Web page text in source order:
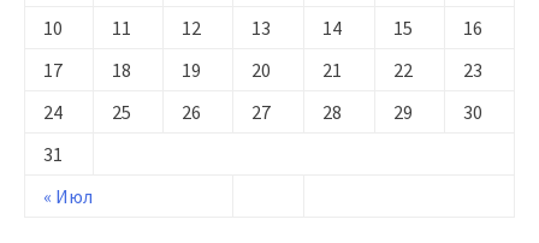
« Июл
10
11 12 13 14 15
16
17
18 19 20 21 22
23
24
25 26 27 28 29
30
31